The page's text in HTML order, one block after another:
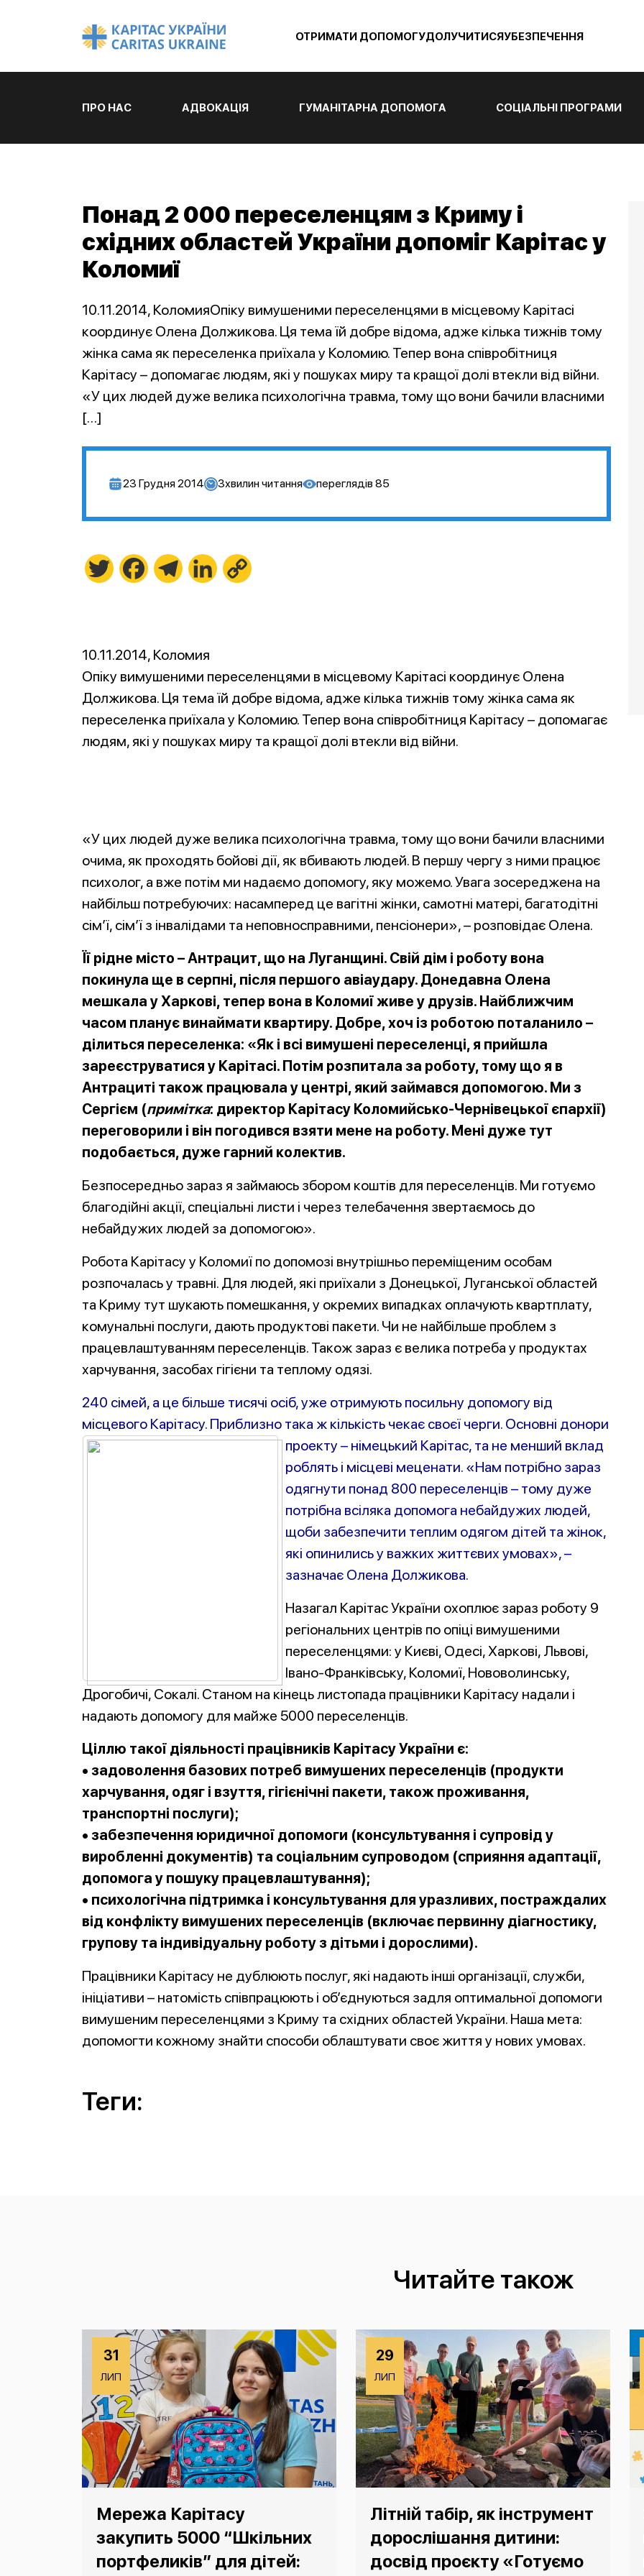
ОТРИМАТИ ДОПОМОГУДОЛУЧИТИСЯУБЕЗПЕЧЕННЯ
ПРО НАС АДВОКАЦІЯ ГУМАНІТАРНА ДОПОМОГА СОЦІАЛЬНІ ПРОГРАМИ
Понад 2 000 переселенцям з Криму і
східних областей України допоміг Карітас у
Коломиї
10.11.2014, КоломияОпіку вимушеними переселенцями в місцевому Карітасі
координує Олена Должикова. Ця тема їй добре відома, адже кілька тижнів тому
жінка сама як переселенка приїхала у Коломию. Тепер вона співробітниця
Карітасу – допомагає людям, які у пошуках миру та кращої долі втекли від війни.
«У цих людей дуже велика психологічна травма, тому що вони бачили власними
[…]
23 Грудня 2014 3хвилин читання переглядів 85
Twitter FacebookTelegramLinkedIn
10.11.2014, Коломия
Опіку вимушеними переселенцями в місцевому Карітасі координує Олена
Должикова. Ця тема їй добре відома, адже кілька тижнів тому жінка сама як
переселенка приїхала у Коломию. Тепер вона співробітниця Карітасу – допомагає
людям, які у пошуках миру та кращої долі втекли від війни.
«У цих людей дуже велика психологічна травма, тому що вони бачили власними
очима, як проходять бойові дії, як вбивають людей. В першу чергу з ними працює
психолог, а вже потім ми надаємо допомогу, яку можемо. Увага зосереджена на
найбільш потребуючих: насамперед це вагітні жінки, самотні матері, багатодітні
сім’ї, сім’ї з інвалідами та неповносправними, пенсіонери», – розповідає Олена.
Її рідне місто – Антрацит, що на Луганщині. Свій дім і роботу вона
покинула ще в серпні, після першого авіаудару. Донедавна Олена
мешкала у Харкові, тепер вона в Коломиї живе у друзів. Найближчим
часом планує винаймати квартиру. Добре, хоч із роботою поталанило –
ділиться переселенка: «Як і всі вимушені переселенці, я прийшла
зареєструватися у Карітасі. Потім розпитала за роботу, тому що я в
Антрациті також працювала у центрі, який займався допомогою. Ми з
Сергієм (примітка: директор Карітасу Коломийсько-Чернівецької єпархії)
переговорили і він погодився взяти мене на роботу. Мені дуже тут
подобається, дуже гарний колектив.
Безпосередньо зараз я займаюсь збором коштів для переселенців. Ми готуємо
благодійні акції, спеціальні листи і через телебачення звертаємось до
небайдужих людей за допомогою».
Робота Карітасу у Коломиї по допомозі внутрішньо переміщеним особам
розпочалась у травні. Для людей, які приїхали з Донецької, Луганської областей
та Криму тут шукають помешкання, у окремих випадках оплачують квартплату,
комунальні послуги, дають продуктові пакети. Чи не найбільше проблем з
працевлаштуванням переселенців. Також зараз є велика потреба у продуктах
харчування, засобах гігієни та теплому одязі.
240 сімей, а це більше тисячі осіб, уже отримують посильну допомогу від
місцевого Карітасу. Приблизно така ж кількість чекає своєї черги. Основні донори
проекту – німецький Карітас, та не менший вклад
роблять і місцеві меценати. «Нам потрібно зараз
одягнути понад 800 переселенців – тому дуже
потрібна всіляка допомога небайдужих людей,
щоби забезпечити теплим одягом дітей та жінок,
які опинились у важких життєвих умовах», –
зазначає Олена Должикова.
Назагал Карітас України охоплює зараз роботу 9
регіональних центрів по опіці вимушеними
переселенцями: у Києві, Одесі, Харкові, Львові,
Івано-Франківську, Коломиї, Нововолинську,
Дрогобичі, Сокалі. Станом на кінець листопада працівники Карітасу надали і
надають допомогу для майже 5000 переселенців.
Ціллю такої діяльності працівників Карітасу України є:
• задоволення базових потреб вимушених переселенців (продукти
харчування, одяг і взуття, гігієнічні пакети, також проживання,
транспортні послуги);
• забезпечення юридичної допомоги (консультування і супровід у
виробленні документів) та соціальним супроводом (сприяння адаптації,
допомога у пошуку працевлаштування);
• психологічна підтримка і консультування для уразливих, постраждалих
від конфлікту вимушених переселенців (включає первинну діагностику,
групову та індивідуальну роботу з дітьми і дорослими).
Працівники Карітасу не дублюють послуг, які надають інші організації, служби,
ініціативи – натомість співпрацюють і об’єднуються задля оптимальної допомоги
вимушеним переселенцями з Криму та східних областей України. Наша мета:
допомогти кожному знайти способи облаштувати своє життя у нових умовах.
Теги:
Читайте також
31
ЛИП
Мережа Карітасу
закупить 5000 “Шкільних
портфеликів” для дітей:
29
ЛИП
Літній табір, як інструмент
дорослішання дитини:
досвід проєкту «Готуємо